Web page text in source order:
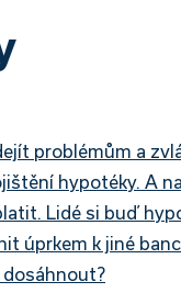
problémům a
hypotéky. A
Lidé si buď
úprkem k jiné
dosáhnout?